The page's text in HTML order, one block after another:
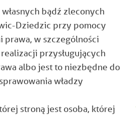
bądź zleconych
Dziedzic przy pomocy
w szczególności
przysługujących
albo jest to niezbędne do
władzy
stroną jest osoba, której